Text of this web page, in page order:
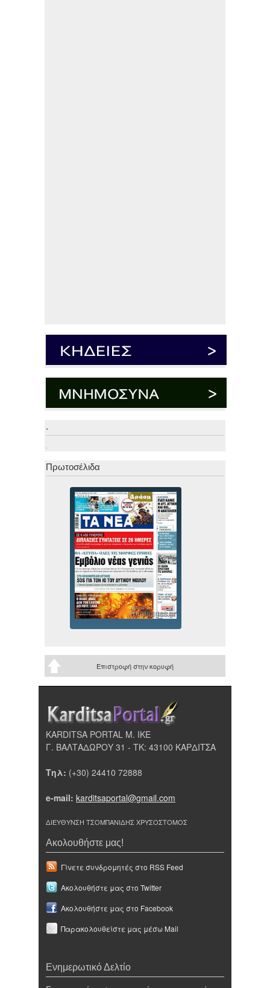
.
.
Πρωτοσέλιδα
Επιστροφή στην κορυφή
KARDITSA PORTAL Μ. ΙΚΕ
Γ. ΒΑΛΤΑΔΩΡΟΥ 31 - ΤΚ: 43100 ΚΑΡΔΙΤΣΑ
Τηλ: (+30) 24410 72888
e-mail: karditsaportal@gmail.com
ΔΙΕΥΘΥΝΣΗ ΤΣΟΜΠΑΝΙΔΗΣ ΧΡΥΣΟΣΤΟΜΟΣ
Ακολουθήστε μας!
Γίνετε συνδρομητές στο RSS Feed
Ακολουθήστε μας στο Twitter
Ακολουθήστε μας στο Facebook
Παρακολουθείστε μας μέσω Mail
Ενημερωτικό Δελτίο